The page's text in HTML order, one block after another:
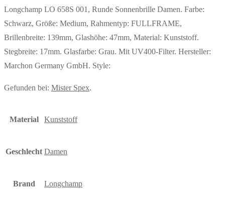
Longchamp LO 658S 001, Runde Sonnenbrille Damen. Farbe:
Schwarz, Größe: Medium, Rahmentyp: FULLFRAME,
Brillenbreite: 139mm, Glashöhe: 47mm, Material: Kunststoff.
Stegbreite: 17mm. Glasfarbe: Grau. Mit UV400-Filter. Hersteller:
Marchon Germany GmbH. Style:
Gefunden bei: Mister Spex.
Material Kunststoff
Geschlecht Damen
Brand Longchamp